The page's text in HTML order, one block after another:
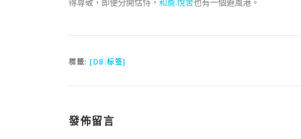
標籤: [DB:标签]
發佈留言